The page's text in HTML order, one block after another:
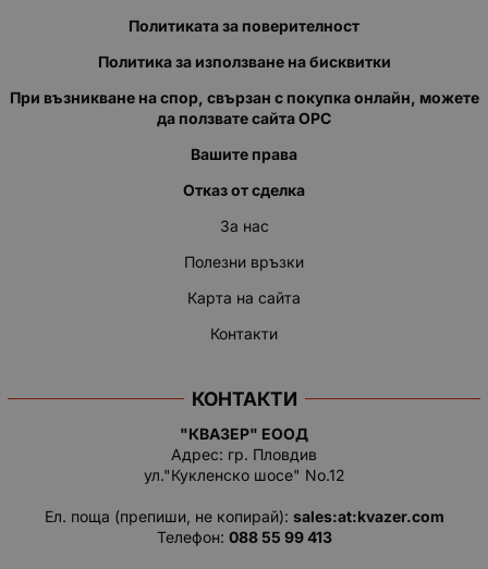
Политиката за поверителност
Политика за използване на бисквитки
При възникване на спор, свързан с покупка онлайн, можете
да ползвате сайта ОРС
Вашите права
Отказ от сделка
За нас
Полезни връзки
Карта на сайта
Контакти
КОНТАКТИ
"КВАЗЕР" ЕООД
Адрес: гр. Пловдив
ул."Кукленско шосе" No.12
Ел. поща (препиши, не копирай): salеs:at:kvazer.cоm
Телефон: 088 55 99 413